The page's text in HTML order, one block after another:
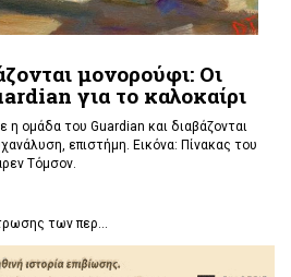
μονορούφι: Οι
για το καλοκαίρι
η ομάδα του Guardian και διαβάζονται
επιστήμη. Εικόνα: Πίνακας του
Τόμσον.
των περ...